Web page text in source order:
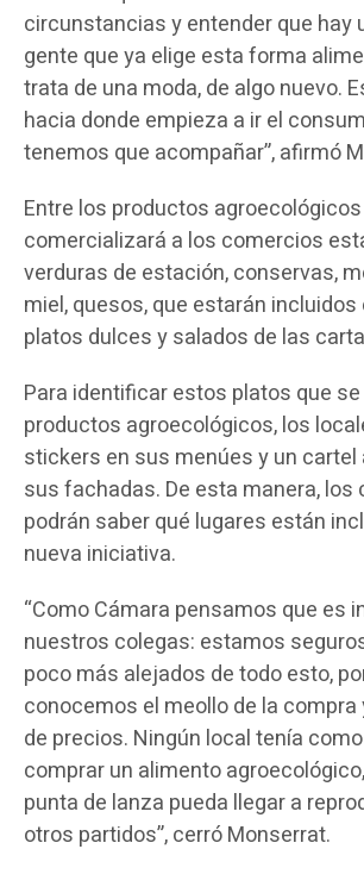
circunstancias y entender que hay
gente que ya elige esta forma
trata de una moda, de algo nuevo.
hacia donde empieza a ir el
tenemos que acompañar”, afirmó
Entre los productos agroecológicos
comercializará a los comercios
verduras de estación, conservas,
miel, quesos, que estarán incluidos
platos dulces y salados de las
Para identificar estos platos que
productos agroecológicos, los
stickers en sus menúes y un cartel
sus fachadas. De esta manera,
podrán saber qué lugares están
nueva iniciativa.
“Como Cámara pensamos que es
nuestros colegas: estamos
poco más alejados de todo esto,
conocemos el meollo de la compra
de precios. Ningún local tenía
comprar un alimento
punta de lanza pueda llegar a
otros partidos”, cerró Monserrat.